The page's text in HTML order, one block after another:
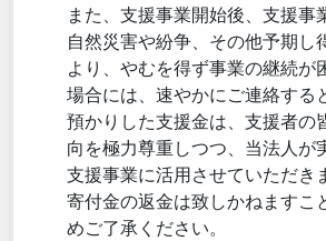
また、支援事業開始後、支援事
自然災害や紛争、その他予期し
より、やむを得ず事業の継続が
場合には、速やかにご連絡する
預かりした支援金は、支援者の
向を極力尊重しつつ、当法人が
支援事業に活用させていただき
寄付金の返金は致しかねますこ
めご了承ください。